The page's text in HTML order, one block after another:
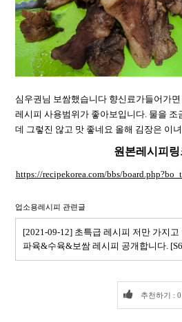
심우권님 보쌈했습니다 향신료가들어가
레시피 사용범위가 좋아보입니다. 물을 조
데 그렇진 않고 맛 좋네요 올해 김장은 이
원본레시피링
https://recipekorea.com/bbs/
업소용레시피 관련글
[2021-09-12] 초특급 레시피 저만 가지
파육&수육&보쌈 레시피 공개합니다.
추천하기 : 0